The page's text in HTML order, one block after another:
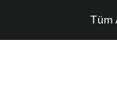
Tüm